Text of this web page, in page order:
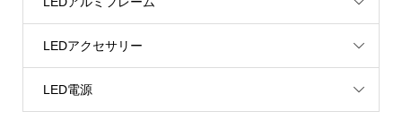
LEDアクセサリー
LED電源